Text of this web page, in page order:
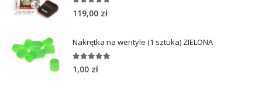
out of 5
119,00 zł
Nakrętka na wentyle (1 sztuka) ZIELONA
out of 5
1,00 zł